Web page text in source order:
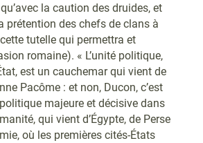
la caution des druides, et
prétention des chefs de clans à
tutelle qui permettra et
romaine). « L’unité politique,
est un cauchemar qui vient de
Pacôme : et non, Ducon, c’est
majeure et décisive dans
qui vient d’Égypte, de Perse
où les premières cités-États